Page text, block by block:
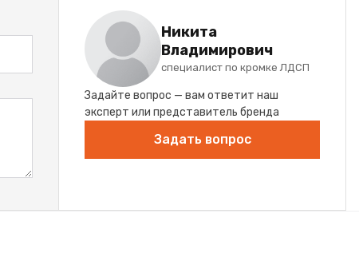
Никита
Владимирович
специалист по кромке ЛДСП
Задайте вопрос — вам ответит наш
эксперт или представитель бренда
Задать вопрос